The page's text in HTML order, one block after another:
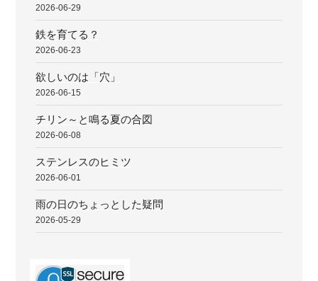
2026-06-29
鉄を育てる？
2026-06-23
欲しいのは「穴」
2026-06-15
チリン～と鳴る夏の合図
2026-06-08
ステンレスのヒミツ
2026-06-01
雨の日のちょっとした疑問
2026-05-29